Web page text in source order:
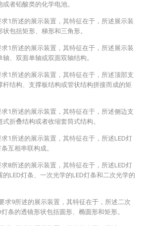
或者铅酸类的化学电池。
求1所述的展示装置，其特征在于，所述展示装
状包括矩形、梯形和三角形。
求1所述的展示装置，其特征在于，所述展示装
轴、双面单轴或双面双轴结构。
求1所述的展示装置，其特征在于，所述顶部支
杆结构、支撑板结构或管状结构拼接而成的矩
1所述的展示装置，其特征在于，所述侧边支
式折叠结构或者收缩套筒式结构。
求1所述的展示装置，其特征在于，所述LED灯
互相串联构成。
求8所述的展示装置，其特征在于，所述LED灯
的LED灯条、一次光学的LED灯条和二次光学的
求9所述的展示装置，其特征在于，所述二次
条的透镜形状包括圆形、椭圆形和矩形。